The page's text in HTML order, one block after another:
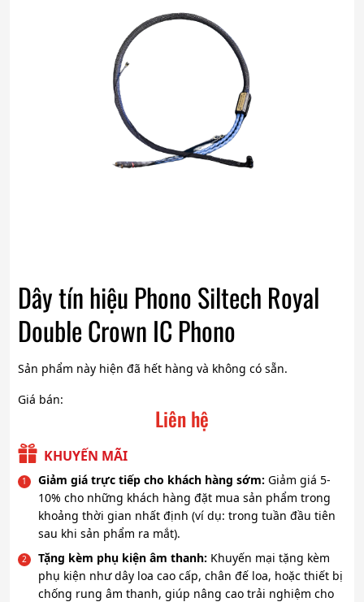
Dây tín hiệu Phono Siltech Royal
Double Crown IC Phono
Sản phẩm này hiện đã hết hàng và không có sẵn.
Giá bán:
Liên hệ
KHUYẾN MÃI
Giảm giá trực tiếp cho khách hàng sớm: Giảm giá 5-
10% cho những khách hàng đặt mua sản phẩm trong
khoảng thời gian nhất định (ví dụ: trong tuần đầu tiên
sau khi sản phẩm ra mắt).
Tặng kèm phụ kiện âm thanh: Khuyến mại tặng kèm
phụ kiện như dây loa cao cấp, chân đế loa, hoặc thiết bị
chống rung âm thanh, giúp nâng cao trải nghiệm cho